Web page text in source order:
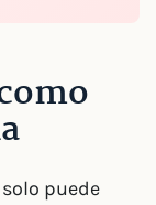
puede